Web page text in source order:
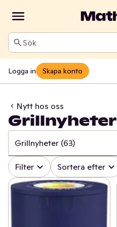
Sök
Logga in Skapa konto
Nytt hos oss
Grillnyheter
Grillnyheter (63)
✓ Alla (520)
✓ Äntligen på hyllan! (34)
Filter Sortera efter